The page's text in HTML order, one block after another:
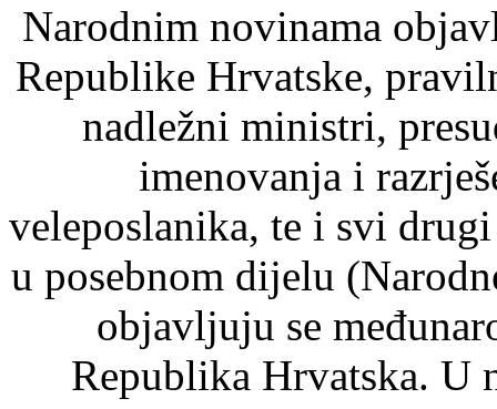
Narodnim novinama
Republike Hrvatske,
nadležni ministri,
imenovanja i
veleposlanika, te i svi
u posebnom dijelu
objavljuju se
Republika Hrvatska. U